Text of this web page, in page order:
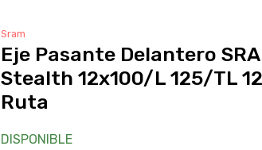
Sram
Eje Pasante Delantero
Stealth 12x100/L 125/TL
Ruta
DISPONIBLE